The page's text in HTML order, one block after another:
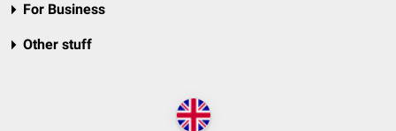
For Business
Other stuff